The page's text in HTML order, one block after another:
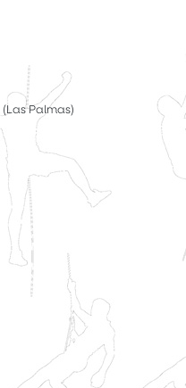
Palmas)